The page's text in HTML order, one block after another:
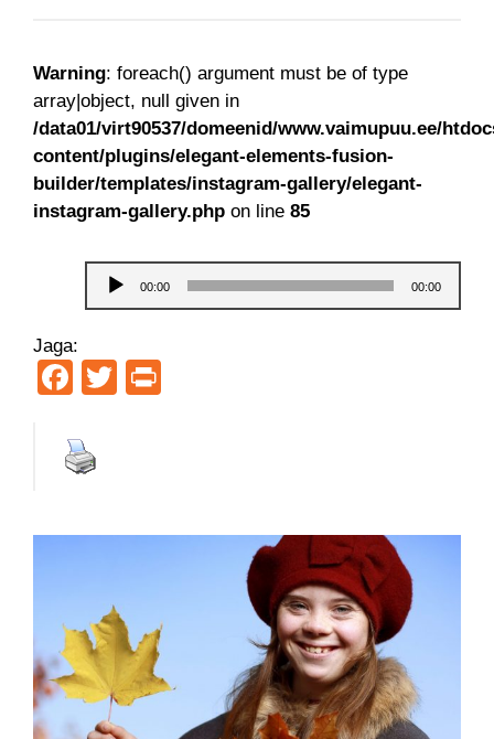
VAIMUTÖÖ
ARHIIV
MEIST
Warning: foreach() argument must be of type
array|object, null given in
/data01/virt90537/domeenid/www.vaimupuu.ee/
content/plugins/elegant-elements-fusion-
builder/templates/instagram-gallery/elegant-
instagram-gallery.php on line 85
Audioesitaja
00:00 00:00
Jaga:
Facebook
Twitter